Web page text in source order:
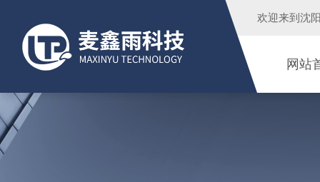
欢迎来到 沈
网站